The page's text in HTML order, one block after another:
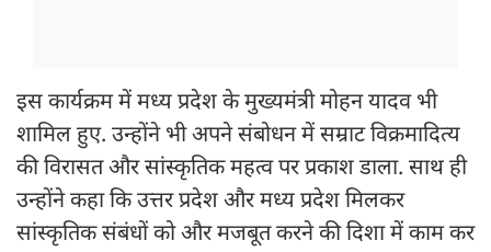
इस कार्यक्रम में मध्य प्रदेश के मुख्यमंत्री मोहन यादव भी
शामिल हुए. उन्होंने भी अपने संबोधन में सम्राट विक्रमादित्य
की विरासत और सांस्कृतिक महत्व पर प्रकाश डाला. साथ ही
उन्होंने कहा कि उत्तर प्रदेश और मध्य प्रदेश मिलकर
सांस्कृतिक संबंधों को और मजबूत करने की दिशा में काम कर